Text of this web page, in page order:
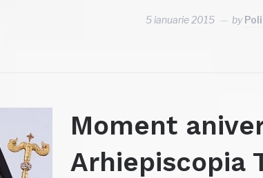
5 ianuarie 2015 by
Moment
Arhiepiscopia